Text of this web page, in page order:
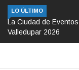
LO ÚLTIMO
La Ciudad de
Valledupar 2026